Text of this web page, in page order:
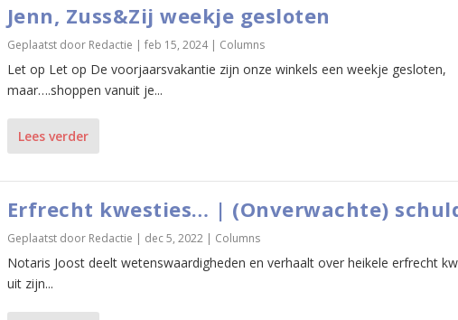
Jenn, Zuss&Zij weekje gesloten
Geplaatst door Redactie | feb 15, 2024| Columns
Let op Let op De voorjaarsvakantie zijn onze winkels een weekje gesloten,
maar….shoppen vanuit je...
Lees verder
Erfrecht kwesties… | (Onverwachte)
Geplaatst door Redactie | dec 5, 2022| Columns
Notaris Joost deelt wetenswaardigheden en verhaalt over heikele erfrecht
uit zijn...